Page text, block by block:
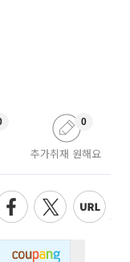
추가취재 원해요
0